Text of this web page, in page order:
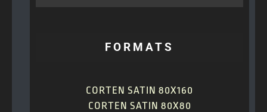
FORMATS
CORTEN SATIN 80X160
CORTEN SATIN 80X80